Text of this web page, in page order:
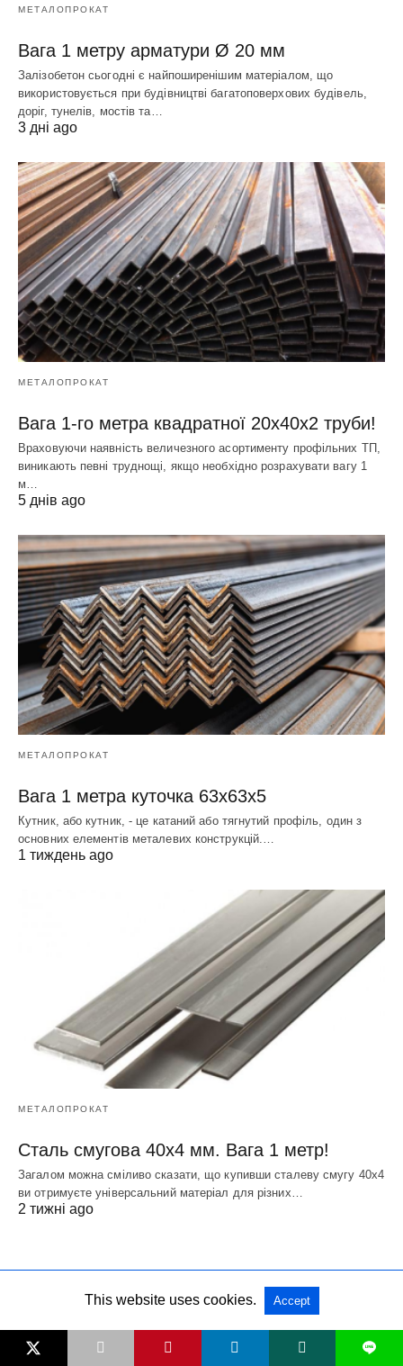
МЕТАЛОПРОКАТ
Вага 1 метру арматури Ø 20 мм
Залізобетон сьогодні є найпоширенішим матеріалом, що
використовується при будівництві багатоповерхових будівель,
доріг, тунелів, мостів та…
3 дні ago
МЕТАЛОПРОКАТ
Вага 1-го метра квадратної 20х40х2 труби!
Враховуючи наявність величезного асортименту профільних ТП,
виникають певні труднощі, якщо необхідно розрахувати вагу 1
м…
5 днів ago
МЕТАЛОПРОКАТ
Вага 1 метра куточка 63х63х5
Кутник, або кутник, - це катаний або тягнутий профіль, один з
основних елементів металевих конструкцій.…
1 тиждень ago
МЕТАЛОПРОКАТ
Сталь смугова 40х4 мм. Вага 1 метр!
Загалом можна сміливо сказати, що купивши сталеву смугу 40х4
ви отримуєте універсальний матеріал для різних…
2 тижні ago
L
This website uses cookies. Accept